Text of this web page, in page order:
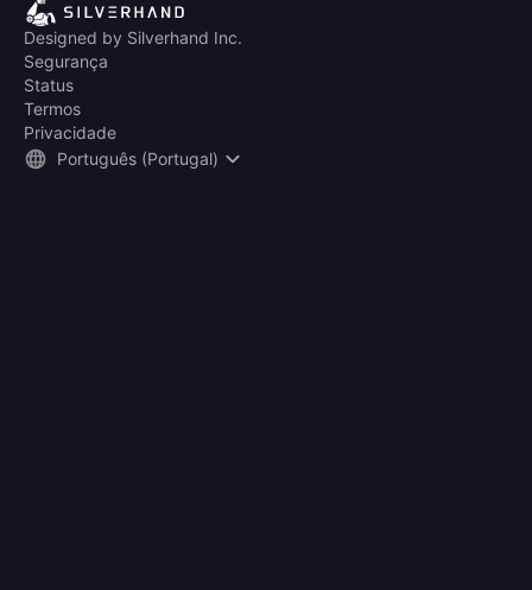
Designed by Silverhand Inc.
Segurança
Status
Termos
Privacidade
Português (Portugal)